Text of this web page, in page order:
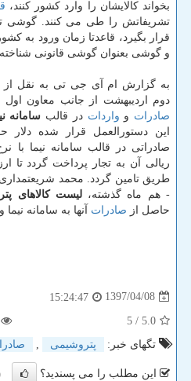
بخواند كالایشان را وارد كشور كنند،
تشریفاتش را طی می كنند. گوشی
و گوشی بعنوان گوشی قانونی
به گزارش ام آی جی تی به نقل از
دوم اردیبهشت از جانب معاون
صادرات و واردات در قالب سامانه
این دستورالعمل قرار شده دلار
ریالی آن به تجار پرداخت گردد تا
طریق تامین گردد. محمد
- هم ماه گذشته،لیست كالاهای
حاصل از صادرات آنها به سامانه
1397/04/08
15:24:47
5.0
/ 5
تگهای خبر:
پتروشیمی ,
این مطلب را می پسندید؟